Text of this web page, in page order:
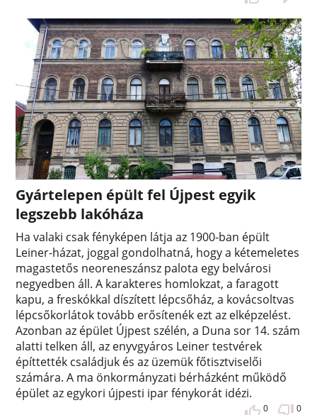
Gyártelepen épült fel Újpest egyik
legszebb lakóháza
Ha valaki csak fényképen látja az 1900-ban épült
Leiner-házat, joggal gondolhatná, hogy a kétemeletes
magastetős neoreneszánsz palota egy belvárosi
negyedben áll. A karakteres homlokzat, a faragott
kapu, a freskókkal díszített lépcsőház, a kovácsoltvas
lépcsőkorlátok tovább erősítenék ezt az elképzelést.
Azonban az épület Újpest szélén, a Duna sor 14. szám
alatti telken áll, az enyvgyáros Leiner testvérek
építtették családjuk és az üzemük főtisztviselői
számára. A ma önkormányzati bérházként működő
épület az egykori újpesti ipar fénykorát idézi.
0 0